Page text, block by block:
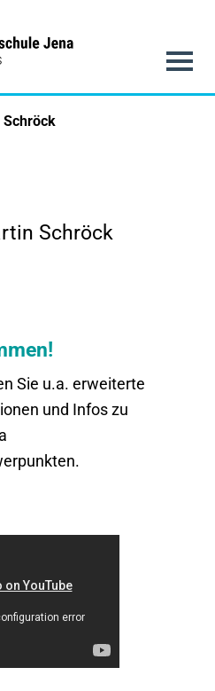
Schröck
Sie u.a. erweiterte
und Infos zu